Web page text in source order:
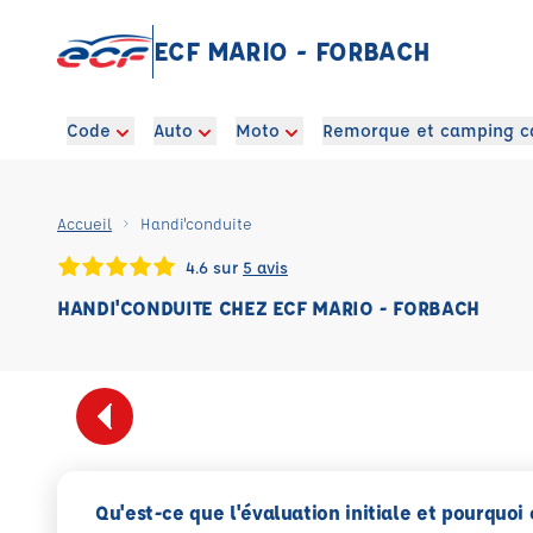
ECF MARIO - FORBACH
Code Auto Moto Remorque et camping
Accueil Handi'conduite
4.6 sur 5 avis
HANDI'CONDUITE CHEZ ECF MARIO - FORBACH
Qu'est-ce que l'évaluation initiale et pourquoi